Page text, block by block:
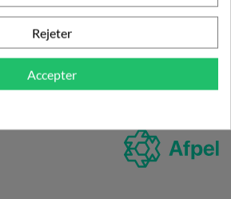
Rejeter
Accepter